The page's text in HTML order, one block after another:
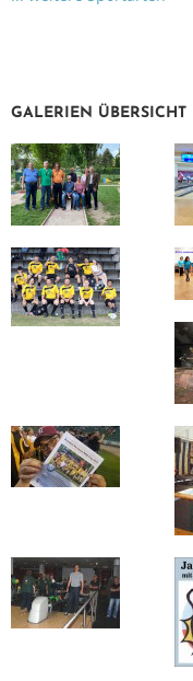
GALERIEN ÜBERSICHT